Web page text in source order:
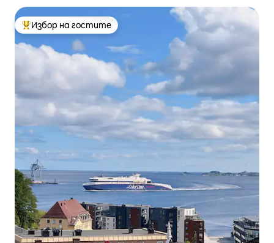
Най-популярен избор на гостите
Избор на гостите